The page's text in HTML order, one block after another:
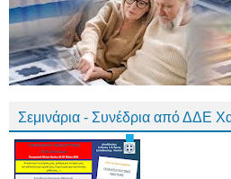
Σεμινάρια - Συνέδρια από ΔΔΕ